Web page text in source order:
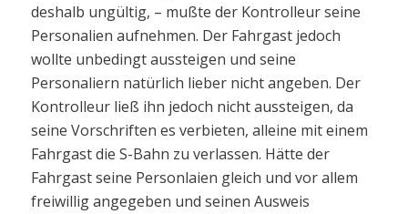
deshalb ungültig, – mußte der Kontrolleur seine
Personalien aufnehmen. Der Fahrgast jedoch
wollte unbedingt aussteigen und seine
Personaliern natürlich lieber nicht angeben. Der
Kontrolleur ließ ihn jedoch nicht aussteigen, da
seine Vorschriften es verbieten, alleine mit einem
Fahrgast die S-Bahn zu verlassen. Hätte der
Fahrgast seine Personlaien gleich und vor allem
freiwillig angegeben und seinen Ausweis